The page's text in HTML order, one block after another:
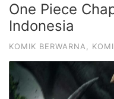
One Piece
Indonesia
KOMIK BERWARNA